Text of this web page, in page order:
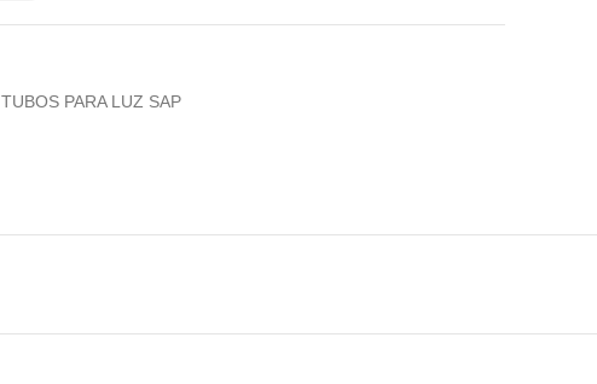
TUBOS PARA LUZ SAP